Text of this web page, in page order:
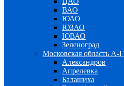
ВАО
ЮАО
ЮЗАО
ЮВАО
Зеленоград
Московская область А-Г
Александров
Апрелевка
Балашиха